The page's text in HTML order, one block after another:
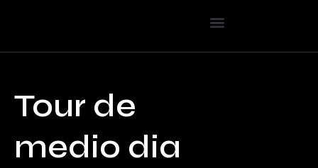
/ 100
Tour de
medio dia